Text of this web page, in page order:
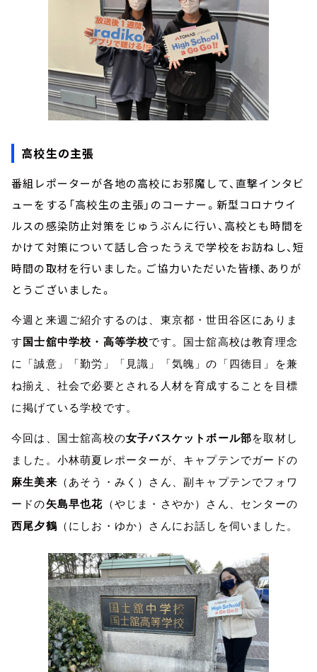
高校生の主張
番組レポーターが各地の高校にお邪魔して、直撃インタビ
ューをする「高校生の主張」のコーナー。新型コロナウイ
ルスの感染防止対策をじゅうぶんに行い、高校とも時間を
かけて対策について話し合ったうえで学校をお訪ねし、短
時間の取材を行いました。ご協力いただいた皆様、ありが
とうございました。
今週と来週ご紹介するのは、東京都・世田谷区にありま
す 国士舘中学校・高等学校です。国士舘高校は教育理念
に「誠意」「勤労」「見識」「気魄」の「四徳目」を兼
ね揃え、社会で必要とされる人材を育成することを目標
に掲げている学校です。
今回は、国士舘高校の女子バスケットボール部を取材し
ました。小林萌夏レポーターが、キャプテンでガードの
麻生美来 （あそう・みく）さん、副キャプテンでフォワ
ードの矢島早也花 （やじま・さやか）さん、センターの
西尾夕鶴 （にしお・ゆか）さんにお話しを伺いました。